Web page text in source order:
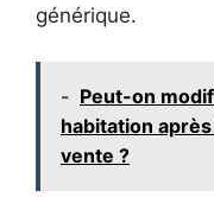
générique.
- Peut-on
habitation
vente ?